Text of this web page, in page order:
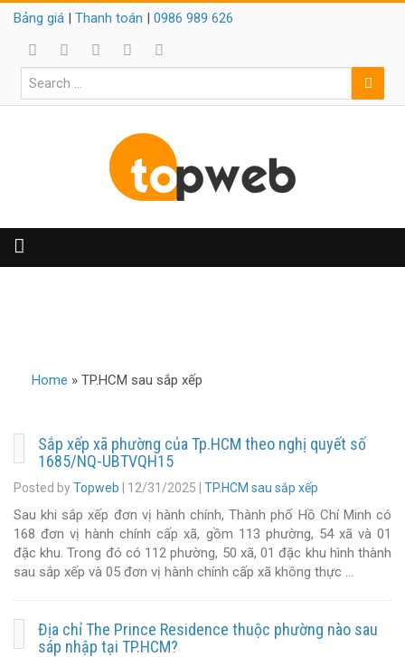
Bảng giá | Thanh toán | 0986 989 626
Home » TP.HCM sau sắp xếp
Sắp xếp xã phường của Tp.HCM theo nghị quyết số
1685/NQ-UBTVQH15
Posted byTopweb | 12/31/2025 | TP.HCM sau sắp xếp
Sau khi sắp xếp đơn vị hành chính, Thành phố Hồ Chí Minh có
168 đơn vị hành chính cấp xã, gồm 113 phường, 54 xã và 01
đặc khu. Trong đó có 112 phường, 50 xã, 01 đặc khu hình thành
sau sắp xếp và 05 đơn vị hành chính cấp xã không thực …
Địa chỉ The Prince Residence thuộc phường nào sau
sáp nhập tại TP.HCM?